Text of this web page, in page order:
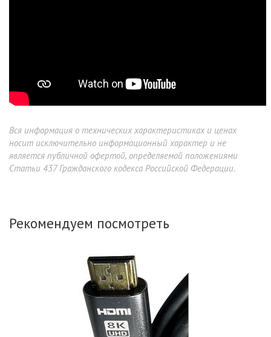
Вся информация о технических характеристиках и ценах
носит исключительно информационный характер и не
является публичной офертой, определяемой положениями
Статьи 437 Гражданского кодекса Российской Федерации.
Рекомендуем посмотреть